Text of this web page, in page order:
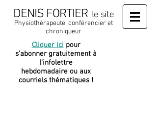
DENIS FORTIER le site
Physiothérapeute, conférencier et
chroniqueur
Cliquer ici pour
s'abonner gratuitement à
l'infolettre
hebdomadaire ou aux
courriels thématiques !